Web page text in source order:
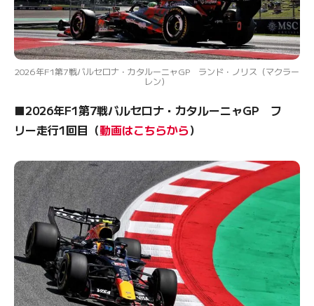
2026年F1第7戦バルセロナ・カタルーニャGP ランド・ノリス（マクラー
レン）
■2026年F1第7戦バルセロナ・カタルーニャGP フ
リー走行1回目（動画はこちらから）